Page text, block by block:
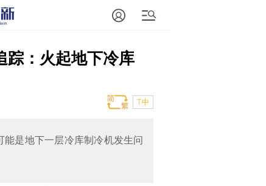
踪：火起地下冷库
T中
是地下一层冷库制冷机发生问